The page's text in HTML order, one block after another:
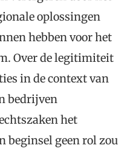
oplossingen
hebben voor het
Over de legitimiteit
in de context van
bedrijven
het
beginsel geen rol zou